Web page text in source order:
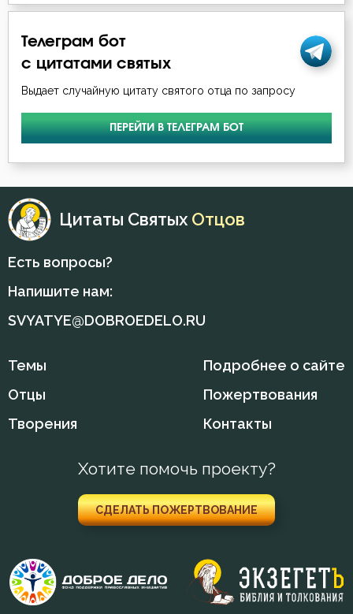
Телеграм бот
с цитатами святых
Выдает случайную цитату святого отца по запросу
ПЕРЕЙТИ В ТЕЛЕГРАМ БОТ
Цитаты Святых Отцов
Есть вопросы?
Напишите нам:
SVYATYE@DOBROEDELO.RU
Темы
Отцы
Творения
Подробнее о сайте
Пожертвования
Контакты
Хотите помочь проекту?
СДЕЛАТЬ ПОЖЕРТВОВАНИЕ